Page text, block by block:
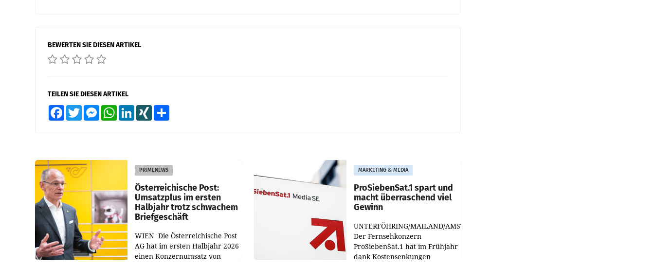
BEWERTEN SIE DIESEN ARTIKEL
TEILEN SIE DIESEN ARTIKEL
FacebookTwitter MessengerWhatsAppLinkedInXING
PRIMENEWS
Österreichische Post:
Umsatzplus im ersten
Halbjahr trotz schwachem
Briefgeschäft
WIEN Die Österreichische Post
AG hat im ersten Halbjahr 2026
einen Konzernumsatz von
MARKETING & MEDIA
ProSiebenSat.1 spart und
macht überraschend viel
Gewinn
UNTERFÖHRING/MAILAND/AMSTERDAM.
Der Fernsehkonzern
ProSiebenSat.1 hat im Frühjahr
dank Kostensenkungen